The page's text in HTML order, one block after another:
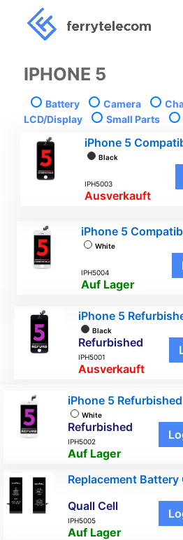
IPHONE 5
Battery Camera
LCD/Display
Small Parts
iPhone 5
Black
IPH5003
Ausverkauft
iPhone 5
White
IPH5004
Auf Lager
iPhone 5
Black
Refurbished
IPH5001
Ausverkauft
iPhone 5
White
Refurbished
IPH5002
Auf Lager
Replacement Battery
Quall Cell
IPH5005
Auf Lager